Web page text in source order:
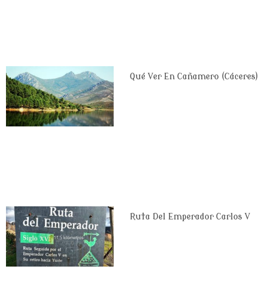
Qué Ver En Cañamero (Cáceres)
Ruta Del Emperador Carlos V